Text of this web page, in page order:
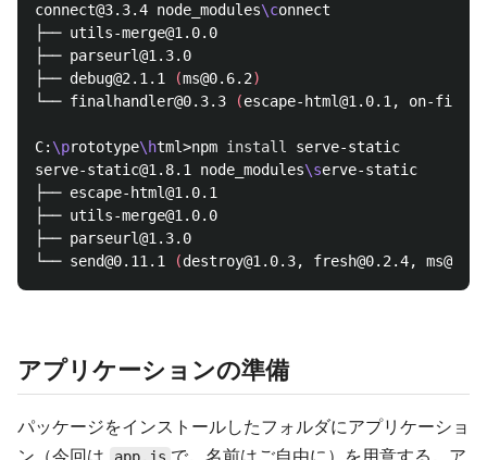
connect@3.3.4 node_modules\connect
├── utils-merge@1.0.0
├── parseurl@1.3.0
├── debug@2.1.1
(ms@0.6.2)
└── finalhandler@0.3.3
(escape-html@1.0.1, on-
C: \prototype\html>npm install serve-static
serve-static@1.8.1 node_modules\serve-static
├── escape-html@1.0.1
├── utils-merge@1.0.0
├── parseurl@1.3.0
└── send@0.11.1
(destroy@1.0.3, fresh@0.2.4,
アプリケーションの準備
パッケージをインストールしたフォルダにアプリケーショ
ン（今回は
で。名前はご自由に）を用意する。ア